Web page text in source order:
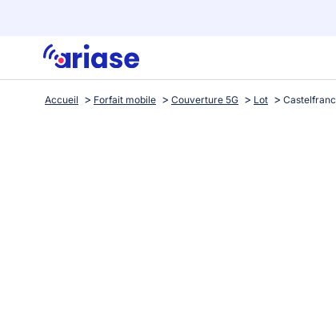
Accueil Forfait mobile Couverture 5G Lot Castelfranc